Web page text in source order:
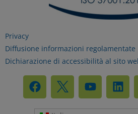
Privacy
Diffusione informazioni regolamentate
Dichiarazione di accessibilità al sito
Informativa sui dati
RIFIUTA TUTTI
GESTISCI I TUOI COOKIES